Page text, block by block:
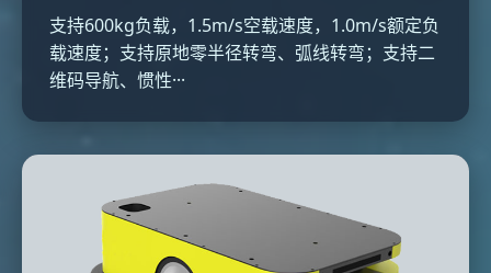
支持600kg负载，1.5m/s空载速度，1.0m/s额定负
载速度；支持原地零半径转弯、弧线转弯；支持二
维码导航、惯性···